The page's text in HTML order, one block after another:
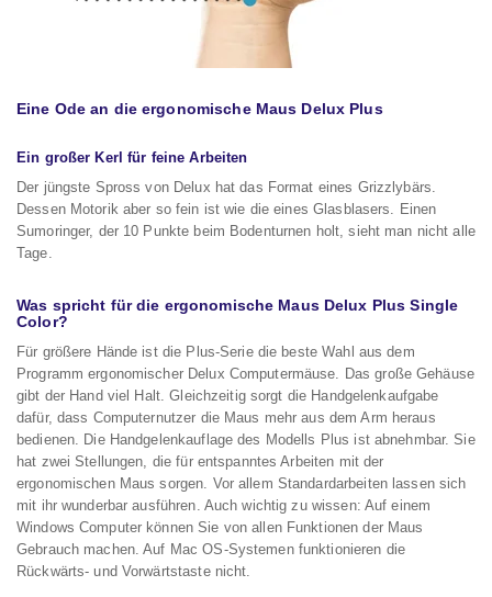
Eine Ode an die ergonomische Maus Delux Plus
Ein großer Kerl für feine Arbeiten
Der jüngste Spross von Delux hat das Format eines Grizzlybärs.
Dessen Motorik aber so fein ist wie die eines Glasblasers. Einen
Sumoringer, der 10 Punkte beim Bodenturnen holt, sieht man nicht alle
Tage.
Was spricht für die ergonomische Maus Delux Plus Single
Color?
Für größere Hände ist die Plus-Serie die beste Wahl aus dem
Programm ergonomischer Delux Computermäuse. Das große Gehäuse
gibt der Hand viel Halt. Gleichzeitig sorgt die Handgelenkaufgabe
dafür, dass Computernutzer die Maus mehr aus dem Arm heraus
bedienen. Die Handgelenkauflage des Modells Plus ist abnehmbar. Sie
hat zwei Stellungen, die für entspanntes Arbeiten mit der
ergonomischen Maus sorgen. Vor allem Standardarbeiten lassen sich
mit ihr wunderbar ausführen. Auch wichtig zu wissen: Auf einem
Windows Computer können Sie von allen Funktionen der Maus
Gebrauch machen. Auf Mac OS-Systemen funktionieren die
Rückwärts- und Vorwärtstaste nicht.